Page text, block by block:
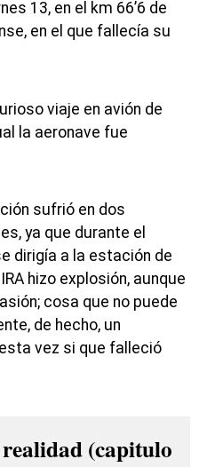
13, en el km 66’6 de
en el que fallecía su
viaje en avión de
la aeronave fue
sufrió en dos
ya que durante el
dirigía a la estación de
hizo explosión, aunque
cosa que no puede
de hecho, un
vez si que falleció
(capitulo